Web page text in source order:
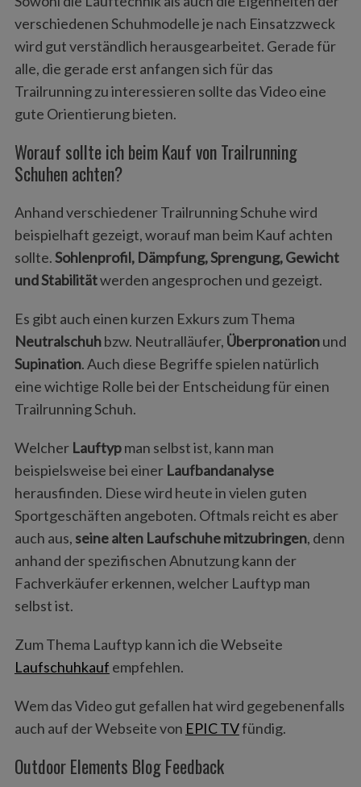
verschiedenen Schuhmodelle je nach Einsatzzweck
wird gut verständlich herausgearbeitet. Gerade für
alle, die gerade erst anfangen sich für das
Trailrunning zu interessieren sollte das Video eine
gute Orientierung bieten.
Worauf sollte ich beim Kauf von Trailrunning
Schuhen achten?
Anhand verschiedener Trailrunning Schuhe wird
beispielhaft gezeigt, worauf man beim Kauf achten
sollte.Sohlenprofil, Dämpfung, Sprengung, Gewicht
und Stabilitätwerden angesprochen und gezeigt.
Es gibt auch einen kurzen Exkurs zum Thema
Neutralschuhbzw. Neutralläufer, Überpronationund
Supination. Auch diese Begriffe spielen natürlich
eine wichtige Rolle bei der Entscheidung für einen
Trailrunning Schuh.
Welcher Lauftypman selbst ist, kann man
beispielsweise bei einer Laufbandanalyse
herausfinden. Diese wird heute in vielen guten
Sportgeschäften angeboten. Oftmals reicht es aber
auch aus, seine alten Laufschuhe mitzubringen, denn
anhand der spezifischen Abnutzung kann der
Fachverkäufer erkennen, welcher Lauftyp man
selbst ist.
Zum Thema Lauftyp kann ich die Webseite
Laufschuhkauf empfehlen.
Wem das Video gut gefallen hat wird gegebenenfalls
auch auf der Webseite von EPIC TVfündig.
Outdoor Elements Blog Feedback